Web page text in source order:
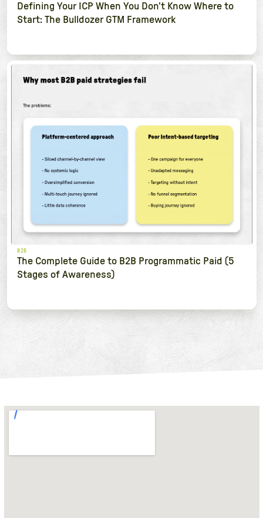
Defining Your ICP When You Don't Know Where to
Start: The Bulldozer GTM Framework
B2B
The Complete Guide to B2B Programmatic Paid (5
Stages of Awareness)